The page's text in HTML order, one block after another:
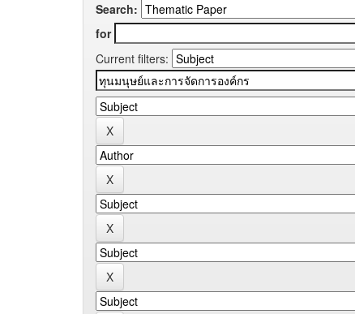
Search:
for
Current filters: